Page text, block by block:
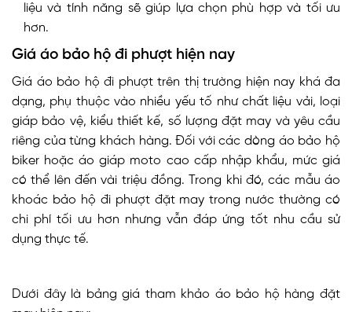
liệu và tính năng sẽ giúp lựa chọn phù hợp và tối ưu
hơn.
Giá áo bảo hộ đi phượt hiện nay
Giá áo bảo hộ đi phượt trên thị trường hiện nay khá đa
dạng, phụ thuộc vào nhiều yếu tố như chất liệu vải, loại
giáp bảo vệ, kiểu thiết kế, số lượng đặt may và yêu cầu
riêng của từng khách hàng. Đối với các dòng áo bảo hộ
biker hoặc áo giáp moto cao cấp nhập khẩu, mức giá
có thể lên đến vài triệu đồng. Trong khi đó, các mẫu áo
khoác bảo hộ đi phượt đặt may trong nước thường có
chi phí tối ưu hơn nhưng vẫn đáp ứng tốt nhu cầu sử
dụng thực tế.
Dưới đây là bảng giá tham khảo áo bảo hộ hàng đặt